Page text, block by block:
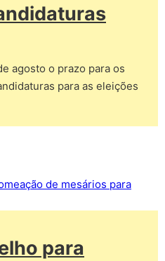
agosto o prazo para os
para as eleições
para